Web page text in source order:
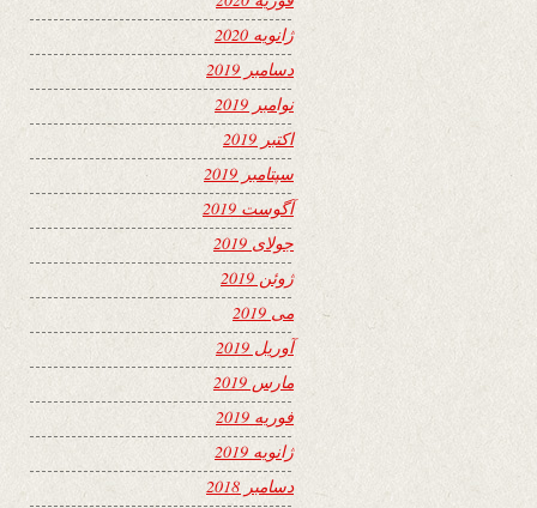
ژانویه 2020
دسامبر 2019
نوامبر 2019
اکتبر 2019
سپتامبر 2019
آگوست 2019
جولای 2019
ژوئن 2019
می 2019
آوریل 2019
مارس 2019
فوریه 2019
ژانویه 2019
دسامبر 2018